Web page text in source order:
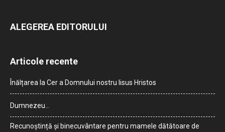
ALEGEREA EDITORULUI
Articole recente
Înălțarea la Cer a Domnului nostru Iisus Hristos
Dumnezeu…
Recunoștință și binecuvântare pentru mamele dătătoare de